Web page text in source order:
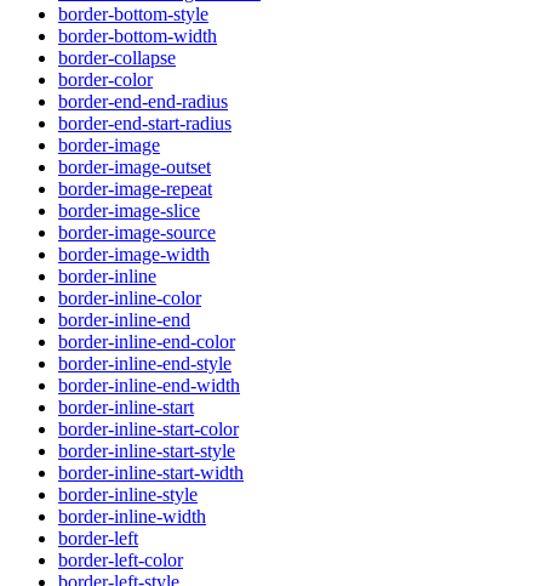
border-bottom-style
border-bottom-width
border-collapse
border-color
border-end-end-radius
border-end-start-radius
border-image
border-image-outset
border-image-repeat
border-image-slice
border-image-source
border-image-width
border-inline
border-inline-color
border-inline-end
border-inline-end-color
border-inline-end-style
border-inline-end-width
border-inline-start
border-inline-start-color
border-inline-start-style
border-inline-start-width
border-inline-style
border-inline-width
border-left
border-left-color
border-left-style